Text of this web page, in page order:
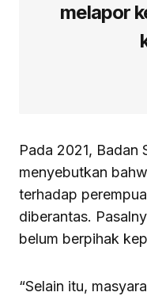
melapor
Pada 2021, Badan
menyebutkan
terhadap
diberantas.
belum berpihak
“Selain itu,